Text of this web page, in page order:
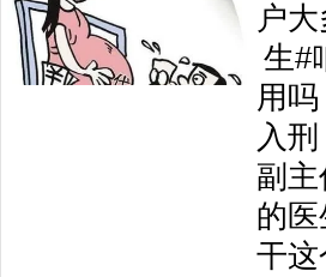
户
生#
用
入
副主
的
干这